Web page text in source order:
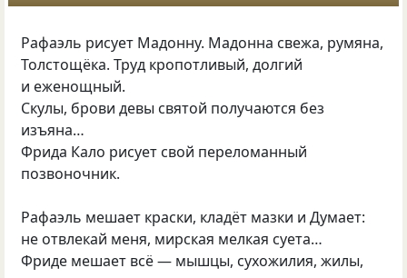
Рафаэль рисует Мадонну. Мадонна свежа, румяна,
Толстощёка. Труд кропотливый, долгий
и еженощный.
Скулы, брови девы святой получаются без
изъяна…
Фрида Кало рисует свой переломанный
позвоночник.
Рафаэль мешает краски, кладёт мазки и Думает:
не отвлекай меня, мирская мелкая суета…
Фриде мешает всё — мышцы, сухожилия, жилы,